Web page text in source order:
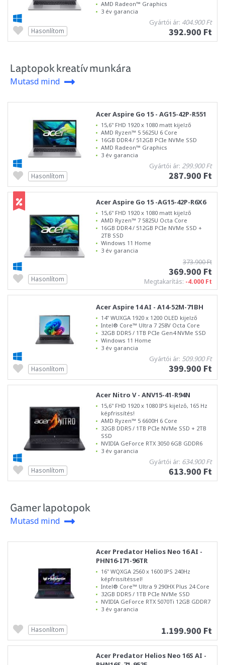
AMD Radeon™ Graphics
3 év garancia
Gyártói ár: 404.900 Ft
392.900 Ft
Hasonlítom
Laptopok kreatív munkára
Mutasd mind
Acer Aspire Go 15 - AG15-42P-R551
15,6" FHD 1920 x 1080 matt kijelző
AMD Ryzen™ 5 5625U 6 Core
16GB DDR4 / 512GB PCIe NVMe SSD
AMD Radeon™ Graphics
3 év garancia
Gyártói ár: 299.900 Ft
287.900 Ft
Hasonlítom
Acer Aspire Go 15 -AG15-42P-R6X6
15,6" FHD 1920 x 1080 matt kijelző
AMD Ryzen™ 7 5825U Octa Core
16GB DDR4 / 512GB PCIe NVMe SSD +
2TB SSD
Windows 11 Home
3 év garancia
373.900 Ft
369.900 Ft
Megtakarítás: -4.000 Ft
Hasonlítom
Acer Aspire 14 AI - A14-52M-71BH
14" WUXGA 1920 x 1200 OLED kijelző
Intel® Core™ Ultra 7 258V Octa Core
32GB DDR5 / 1TB PCIe Gen4 NVMe SSD
Windows 11 Home
3 év garancia
Gyártói ár: 509.900 Ft
399.900 Ft
Hasonlítom
Acer Nitro V - ANV15-41-R94N
15,6" FHD 1920 x 1080 IPS kijelző, 165 Hz
képfrissítés!
AMD Ryzen™ 5 6600H 6 Core
32GB DDR5 / 1TB PCIe NVMe SSD + 2TB
SSD
NVIDIA GeForce RTX 3050 6GB GDDR6
3 év garancia
Gyártói ár: 634.900 Ft
613.900 Ft
Hasonlítom
Gamer lapotopok
Mutasd mind
Acer Predator Helios Neo 16 AI -
PHN16-I71-96TR
16" WQXGA 2560 x 1600 IPS 240Hz
képfrissítéssel!
Intel® Core™ Ultra 9 290HX Plus 24 Core
32GB DDR5 / 1TB PCIe NVMe SSD
NVIDIA GeForce RTX 5070Ti 12GB GDDR7
3 év garancia
1.199.900 Ft
Hasonlítom
Acer Predator Helios Neo 16S AI -